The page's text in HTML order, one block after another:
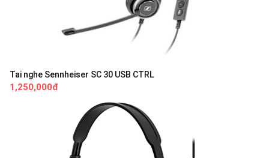
Tai nghe Sennheiser SC 30 USB CTRL
1,250,000đ